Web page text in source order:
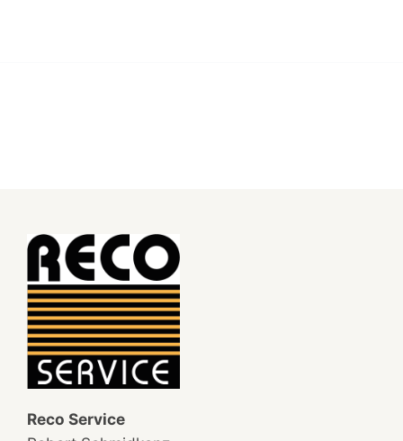
Reco Service